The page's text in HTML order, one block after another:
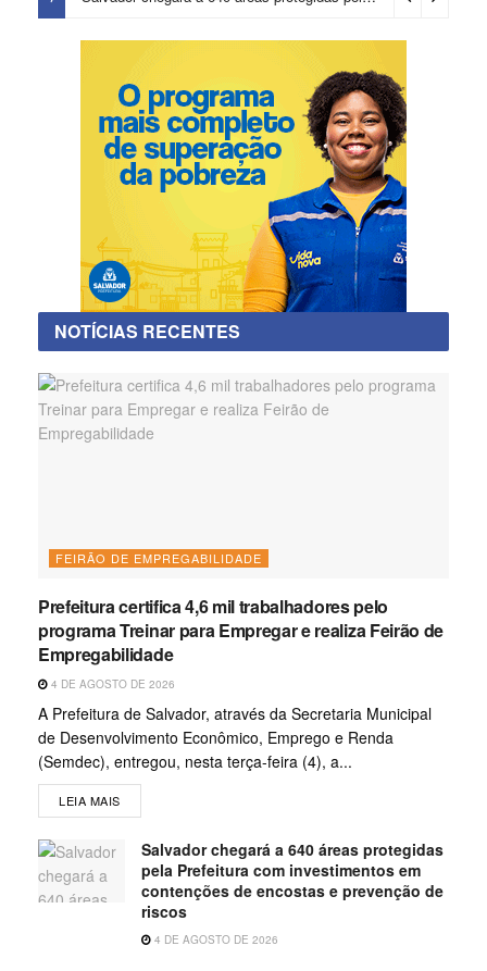
NOTÍCIAS RECENTES
FEIRÃO DE EMPREGABILIDADE
Prefeitura certifica 4,6 mil trabalhadores pelo
programa Treinar para Empregar e realiza Feirão de
Empregabilidade
4 DE AGOSTO DE 2026
A Prefeitura de Salvador, através da Secretaria Municipal
de Desenvolvimento Econômico, Emprego e Renda
(Semdec), entregou, nesta terça-feira (4), a...
LEIA MAIS
Salvador chegará a 640 áreas protegidas
pela Prefeitura com investimentos em
contenções de encostas e prevenção de
riscos
4 DE AGOSTO DE 2026